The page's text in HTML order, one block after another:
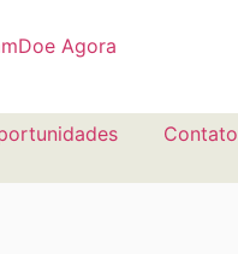
Doe Agora
Contato